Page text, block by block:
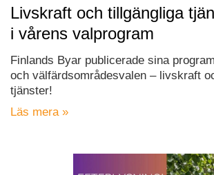
Livskraft och tillgängliga
i vårens valprogram
Finlands Byar publicerade sina
och välfärdsområdesvalen – livskraft
tjänster!
Läs mera »